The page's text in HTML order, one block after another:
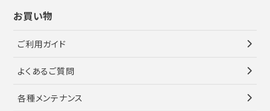
お買い物
ご利用ガイド
よくあるご質問
各種メンテナンス